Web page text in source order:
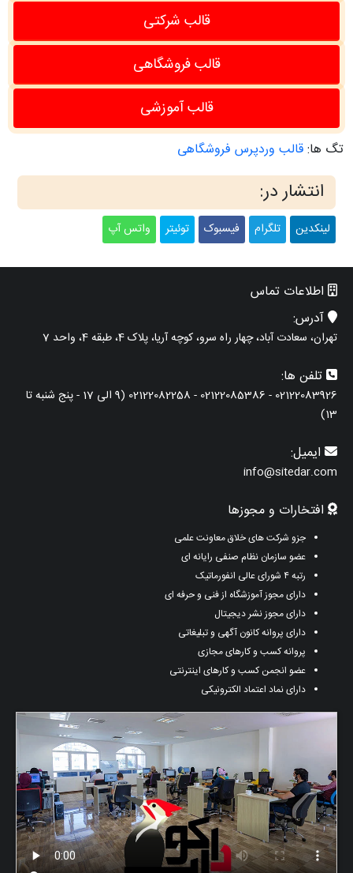
قالب شرکتی
قالب فروشگاهی
قالب آموزشی
تگ ها:قالب وردپرس فروشگاهی
انتشار در:
لینکدین تلگرام فیسبوک توئیتر واتس آپ
اطلاعات تماس
آدرس:
تهران، سعادت آباد، چهار راه سرو، کوچه آریا، پلاک 4، طبقه 4، واحد 7
تلفن ها:
02122083926 - 02122085386 - 02122082258 (9 الی 17 - پنج شنبه تا
13)
ایمیل:
info@sitedar.com
افتخارات و مجوزها
جزو شرکت های خلاق معاونت علمی
عضو سازمان نظام صنفی رایانه ای
رتبه ۴ شورای عالی انفورماتیک
دارای مجوز آموزشگاه از فنی و حرفه ای
دارای مجوز نشر دیجیتال
دارای پروانه کانون آگهی و تبلیغاتی
پروانه کسب و کارهای مجازی
عضو انجمن کسب و کارهای اینترنتی
دارای نماد اعتماد الکترونیکی